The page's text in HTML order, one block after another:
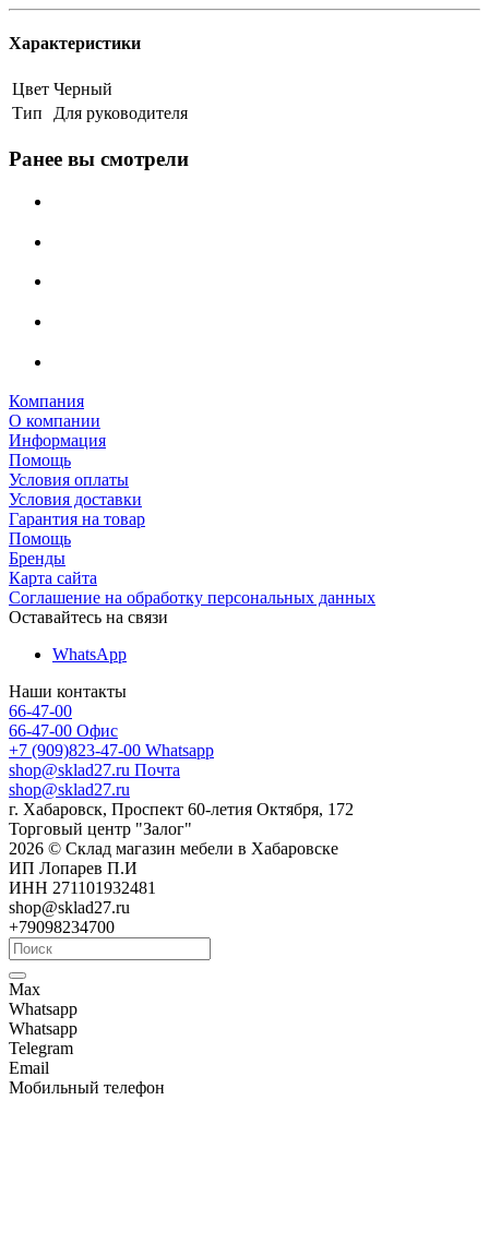
Характеристики
Цвет Черный
Тип
Для руководителя
Ранее вы смотрели
Компания
О компании
Информация
Помощь
Условия оплаты
Условия доставки
Гарантия на товар
Помощь
Бренды
Карта сайта
Соглашение на обработку персональных данных
Оставайтесь на связи
WhatsApp
Наши контакты
66-47-00
66-47-00 Офис
+7 (909)823-47-00 Whatsapp
shop@sklad27.ru Почта
shop@sklad27.ru
г. Хабаровск, Проспект 60-летия Октября, 172
Торговый центр "Залог"
2026 © Склад магазин мебели в Хабаровске
ИП Лопарев П.И
ИНН 271101932481
shop@sklad27.ru
+79098234700
Max
Whatsapp
Whatsapp
Telegram
Email
Мобильный телефон